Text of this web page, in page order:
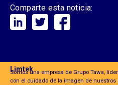
Comparte esta noticia:
Limtek
Somos una empresa de Grupo Tawa,
con el cuidado de la imagen de nuestros